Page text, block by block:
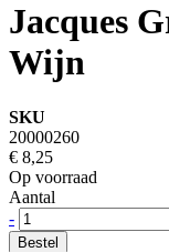
Jacques
Wijn
SKU
20000260
€ 8,25
Op voorraad
Aantal
-
Bestel